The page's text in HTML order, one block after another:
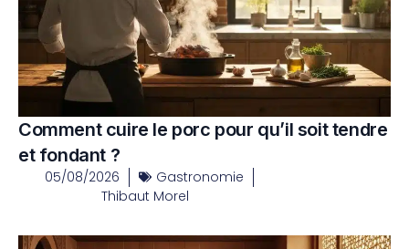
Comment cuire le porc pour qu’il soit tendre
et fondant ?
05/08/2026
Gastronomie
Thibaut Morel